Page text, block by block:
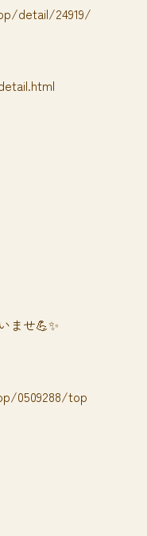
detail/24919/
ませ💪✨
0509288/top